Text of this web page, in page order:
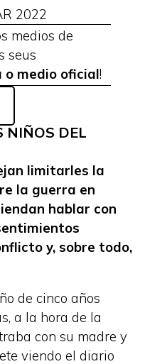
2022
medios de
seus
o medio oficial!
NIÑOS DEL
limitarles la
la guerra en
hablar con
y, sobre todo,
de cinco años
a la hora de la
con su madre y
viendo el diario